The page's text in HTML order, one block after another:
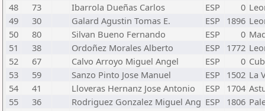
48
73 Ibarrola Dueñas Carlos ESP 0
49
30 Galard Agustin Tomas E. ESP 1896
50
80 Silvan Bueno Fernando ESP 0
51
38 Ordoñez Morales Alberto ESP 1772
52
67 Calvo Arroyo Miguel Angel ESP 0
53
59 Sanzo Pinto Jose Manuel ESP 1502 La
54
41 Lloveras Hernanz Jose Antonio ESP 1704
55
36 Rodriguez Gonzalez Miguel Ang ESP 1806